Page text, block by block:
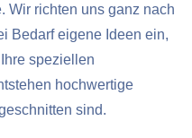
Wir richten uns ganz nach
Bedarf eigene Ideen ein,
speziellen
hochwertige
sind.